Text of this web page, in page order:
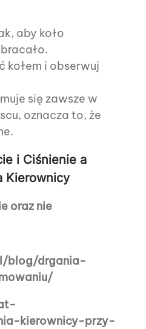
aby koło
kołem i obserwuj
się zawsze w
oznacza to, że
i Ciśnienie a
Kierownicy
oraz nie
blog/drgania-
kierownicy-przy-